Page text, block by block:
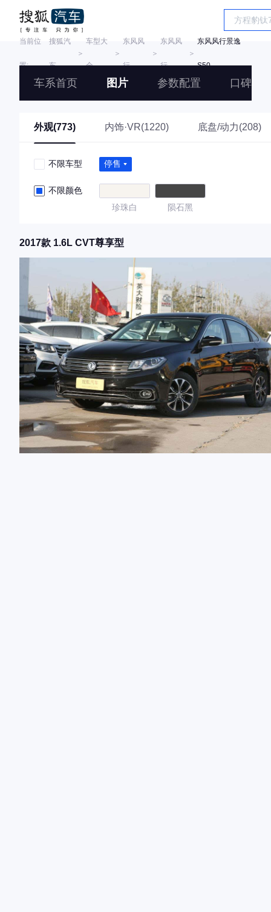
当前位
置:
搜狐汽
车
＞
车型大
全
＞
东风风
行
＞
东风风
行
＞
东风风行景逸
S50
车系首页 图片 参数配置 口碑
外观(773) 内饰·VR(1220) 底盘/动力(208)
不限车型 停售
不限颜色
珍珠白
陨石黑
2017款 1.6L CVT尊享型